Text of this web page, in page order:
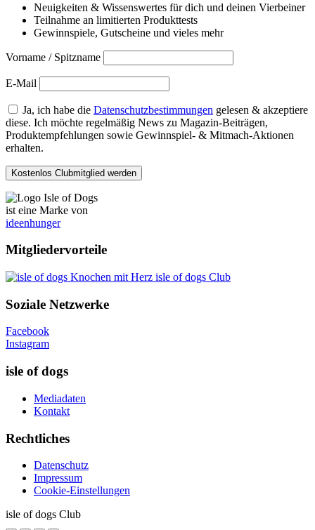
Neuigkeiten & Wissenswertes für dich und deinen Vierbeiner
Teilnahme an limitierten Produkttests
Gewinnspiele, Gutscheine und vieles mehr
Vorname / Spitzname
E-Mail
Ja, ich habe die Datenschutzbestimmungen gelesen & akzeptiere
diese. Ich möchte regelmäßig News zu Magazin-Beiträgen,
Produktempfehlungen sowie Gewinnspiel- & Mitmach-Aktionen
erhalten.
ist eine Marke von
ideenhunger
Mitgliedervorteile
isle of dogs Club
Soziale Netzwerke
Facebook
Instagram
isle of dogs
Mediadaten
Kontakt
Rechtliches
Datenschutz
Impressum
Cookie-Einstellungen
isle of dogs Club